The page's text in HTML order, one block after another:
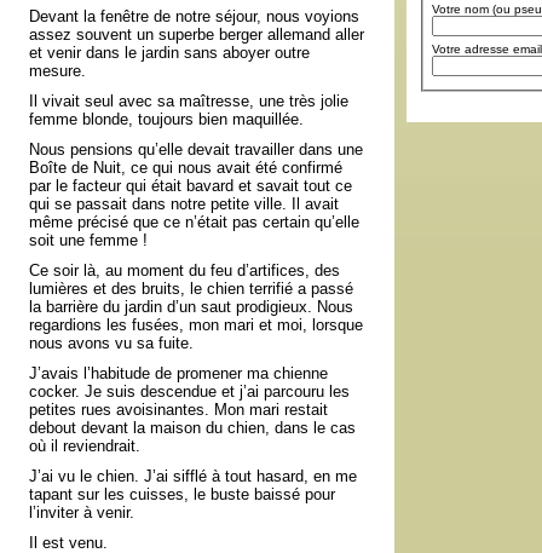
Devant la fenêtre de notre séjour, nous voyions
assez souvent un superbe berger allemand aller
et venir dans le jardin sans aboyer outre
mesure.
Il vivait seul avec sa maîtresse, une très jolie
femme blonde, toujours bien maquillée.
Nous pensions qu’elle devait travailler dans une
Boîte de Nuit, ce qui nous avait été confirmé
par le facteur qui était bavard et savait tout ce
qui se passait dans notre petite ville. Il avait
même précisé que ce n’était pas certain qu’elle
soit une femme !
Ce soir là, au moment du feu d’artifices, des
lumières et des bruits, le chien terrifié a passé
la barrière du jardin d’un saut prodigieux. Nous
regardions les fusées, mon mari et moi, lorsque
nous avons vu sa fuite.
J’avais l’habitude de promener ma chienne
cocker. Je suis descendue et j’ai parcouru les
petites rues avoisinantes. Mon mari restait
debout devant la maison du chien, dans le cas
où il reviendrait.
J’ai vu le chien. J’ai sifflé à tout hasard, en me
tapant sur les cuisses, le buste baissé pour
l’inviter à venir.
Il est venu.
Votre nom (ou
Votre adresse